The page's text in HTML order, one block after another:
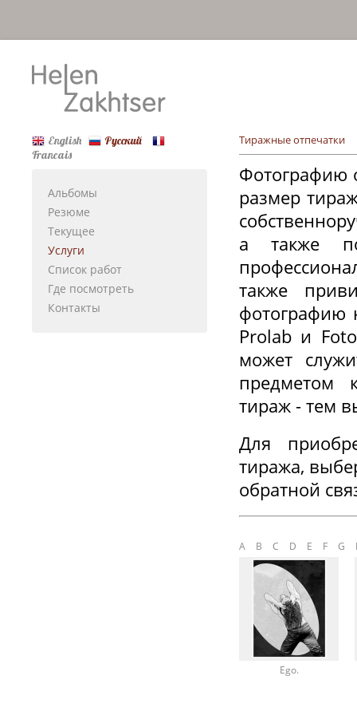
Тиражные отпечатки
Фотографию
размер
а также
также
фотографию
Prolab и
может
предметом
тираж - тем
Для
тиража,
обратной
A B C D E F G
Ego.
English
Русский
Francais
Альбомы
Резюме
Текущее
Услуги
Список работ
Где посмотреть
Контакты